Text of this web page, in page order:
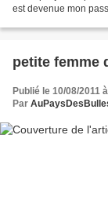
est devenue mon
petite femme
Publié le 10/08/2011
Par